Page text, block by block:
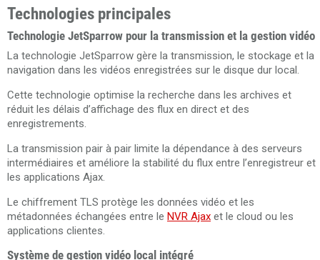
Technologies principales
Technologie JetSparrow pour la transmission et la gestion vidéo
La technologie JetSparrow gère la transmission, le stockage et la
navigation dans les vidéos enregistrées sur le disque dur local.
Cette technologie optimise la recherche dans les archives et
réduit les délais d’affichage des flux en direct et des
enregistrements.
La transmission pair à pair limite la dépendance à des serveurs
intermédiaires et améliore la stabilité du flux entre l’enregistreur et
les applications Ajax.
Le chiffrement TLS protège les données vidéo et les
métadonnées échangées entre le NVR Ajax et le cloud ou les
applications clientes.
Système de gestion vidéo local intégré